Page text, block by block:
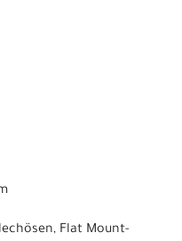
Flat Mount-